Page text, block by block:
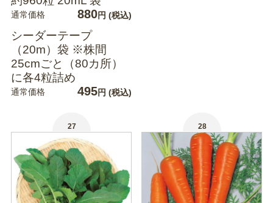
通常価格 880円 (税込)
シーダーテープ
（20m）袋 ※株間
25cmごと（80カ所）
に各4粒詰め
通常価格 495円 (税込)
27 28